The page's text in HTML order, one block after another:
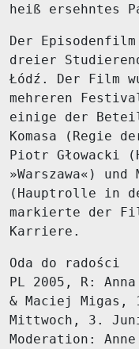
heiß ersehntes
Der Episodenfilm
dreier
Łódź. Der Film
mehreren
einige der
Komasa (Regie
Piotr Głowacki
»Warszawa«) und
(Hauptrolle in
markierte der
Karriere.
Oda do radości
PL 2005, R:
& Maciej Migas,
Mittwoch, 3.
Moderation: